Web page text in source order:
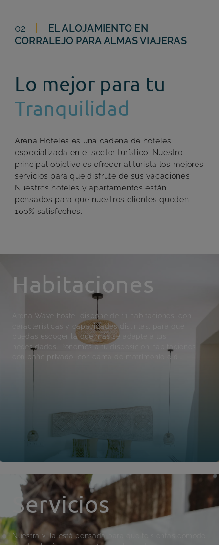
02
EL ALOJAMIENTO EN
CORRALEJO PARAALMAS VIAJERAS
Lo mejor para tu
Tranquilidad
Arena Hoteles es una cadena de hoteles
especializada en el sector turístico. Nuestro
principal objetivo es ofrecer al turista los mejores
servicios para que disfrute de sus vacaciones.
Nuestros hoteles y apartamentos están
pensados para que nuestros clientes queden
100% satisfechos.
Habitaciones
Arena Wave hostel dispone de 11 habitaciones, con
características y capacidades distintas, para que
puedas escoger la que más se adapte a tus
necesidades. Ponemos a tu disposición habitaciones
con baño privado, con cama de matrimonio o d...
Servicios
Nuestra villa está pensada para que te sientas cómodo